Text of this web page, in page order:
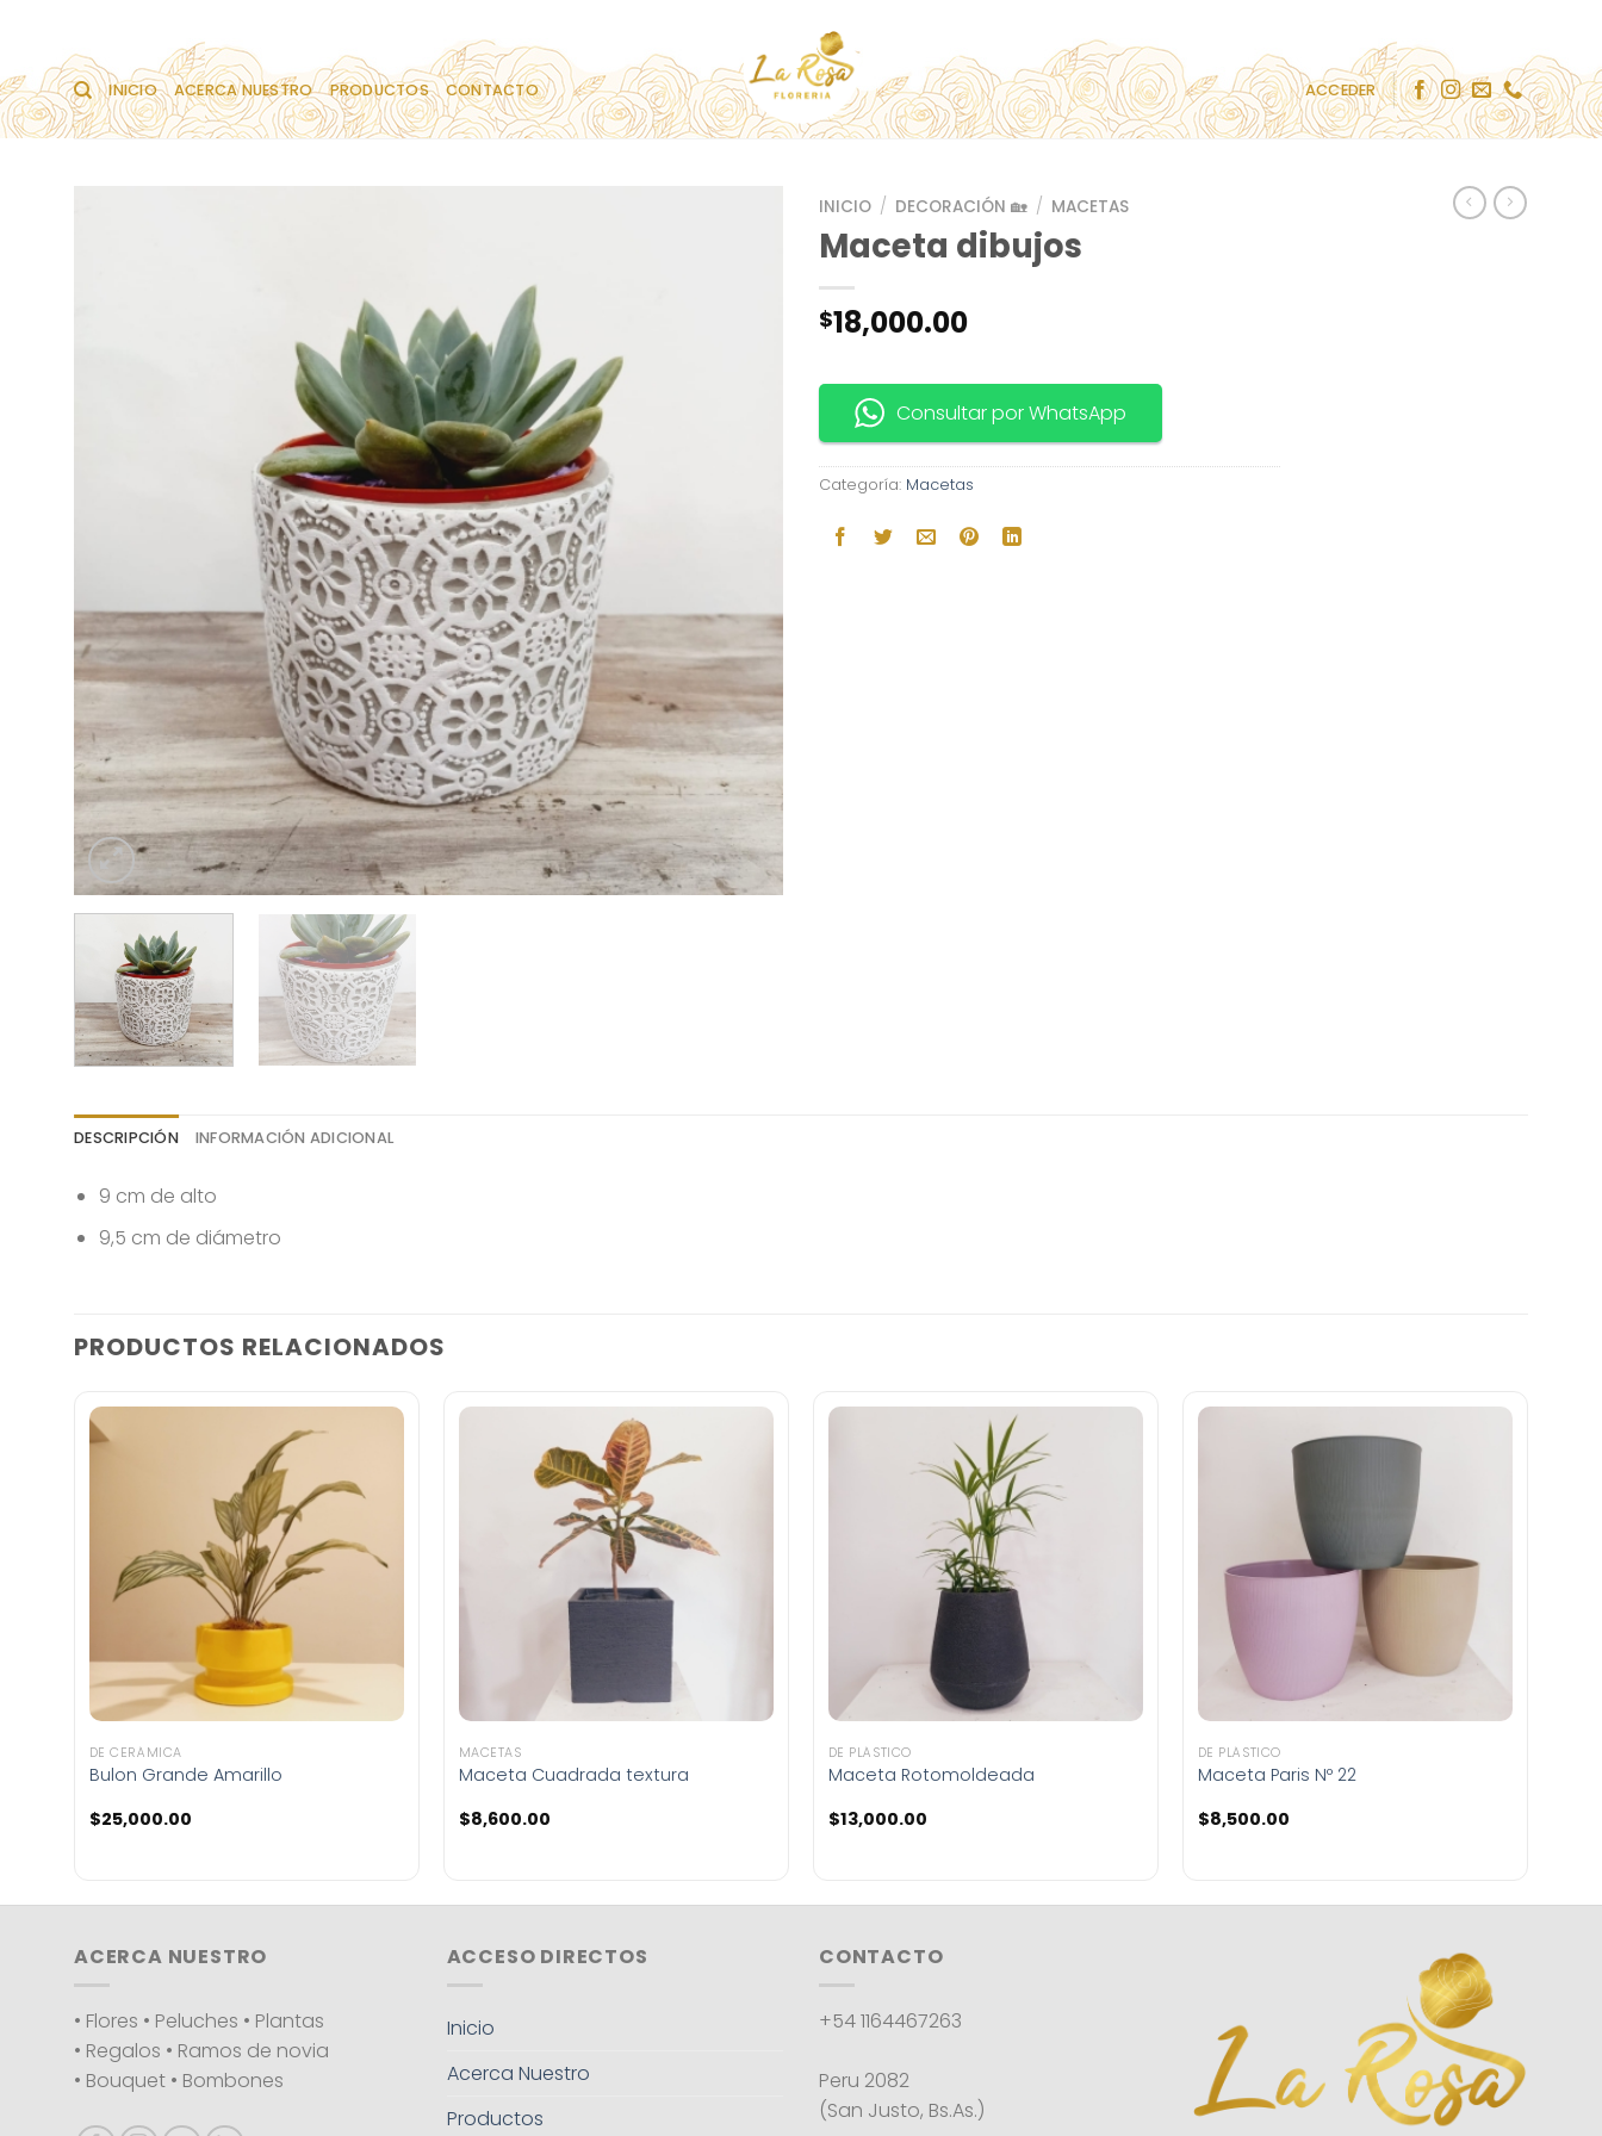
contenido
INICIO ACERCA NUESTRO PRODUCTOS CONTACTO ACCEDER
INICIO / DECORACIÓN 🏡 / MACETAS
Maceta dibujos
$18,000.00
Consultar por WhatsApp
Categoría: Macetas
DESCRIPCIÓN INFORMACIÓN ADICIONAL
9 cm de alto
9,5 cm de diámetro
PRODUCTOS RELACIONADOS
DE CERÁMICA
Bulon Grande Amarillo
$25,000.00
MACETAS
Maceta Cuadrada textura
$8,600.00
DE PLÁSTICO
Maceta Rotomoldeada
$13,000.00
DE PLÁSTICO
Maceta Paris Nº 22
$8,500.00
ACERCA NUESTRO
• Flores • Peluches • Plantas
• Regalos • Ramos de novia
• Bouquet • Bombones
ACCESO DIRECTOS
Inicio
Acerca Nuestro
Productos
CONTACTO
+54 1164467263
Peru 2082
(San Justo, Bs.As.)